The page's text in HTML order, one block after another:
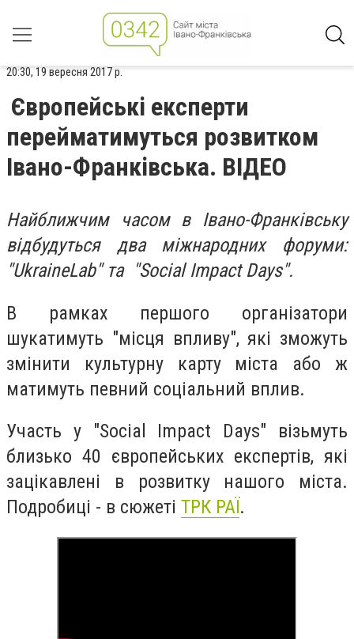
20:30, 19 вересня 2017 р.
Європейські експерти
перейматимуться розвитком
Івано-Франківська. ВІДЕО
Найближчим часом в Івано-Франківську
відбудуться два міжнародних форуми:
"UkraineLab" та "Social Impact Days".
В рамках першого організатори
шукатимуть "місця впливу", які зможуть
змінити культурну карту міста або ж
матимуть певний соціальний вплив.
Участь у "Social Impact Days" візьмуть
близько 40 європейських експертів, які
зацікавлені в розвитку нашого міста.
Подробиці - в сюжеті ТРК РАЇ.